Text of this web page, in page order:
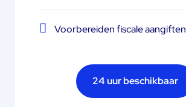
Voorbereiden fiscale aangiften
24 uur beschikbaar